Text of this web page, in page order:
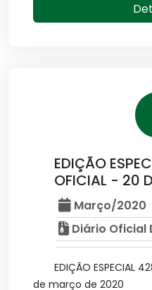
EDIÇÃO
OFICIAL - 20
Março/2020
Diário Oficial
EDIÇÃO ESPECIAL
de março de 2020